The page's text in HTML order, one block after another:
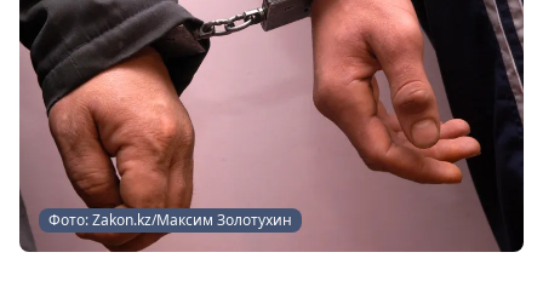
Фото: Zakon.kz/Максим Золотухин